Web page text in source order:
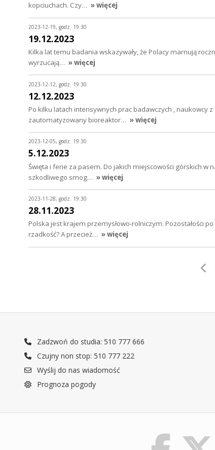
kopciuchach. Czy… » więcej
2023-12-19, godz. 19:30
19.12.2023
Kilka lat temu badania wskazywały, że Polacy marnują
wyrzucają… » więcej
2023-12-12, godz. 19:30
12.12.2023
Po kilku latach intensywnych prac badawczych , naukowcy
zautomatyzowany bioreaktor… » więcej
2023-12-05, godz. 19:30
5.12.2023
Święta i ferie za pasem. Do jakich miejscowości górskich
szkodliwego smog… » więcej
2023-11-28, godz. 19:30
28.11.2023
Polska jest krajem przemysłowo-rolniczym. Pozostałości
rzadkość? A przecież… » więcej
Zadzwoń do studia: 510 777 666
Czujny non stop: 510 777 222
Wyślij do nas wiadomość
Prognoza pogody